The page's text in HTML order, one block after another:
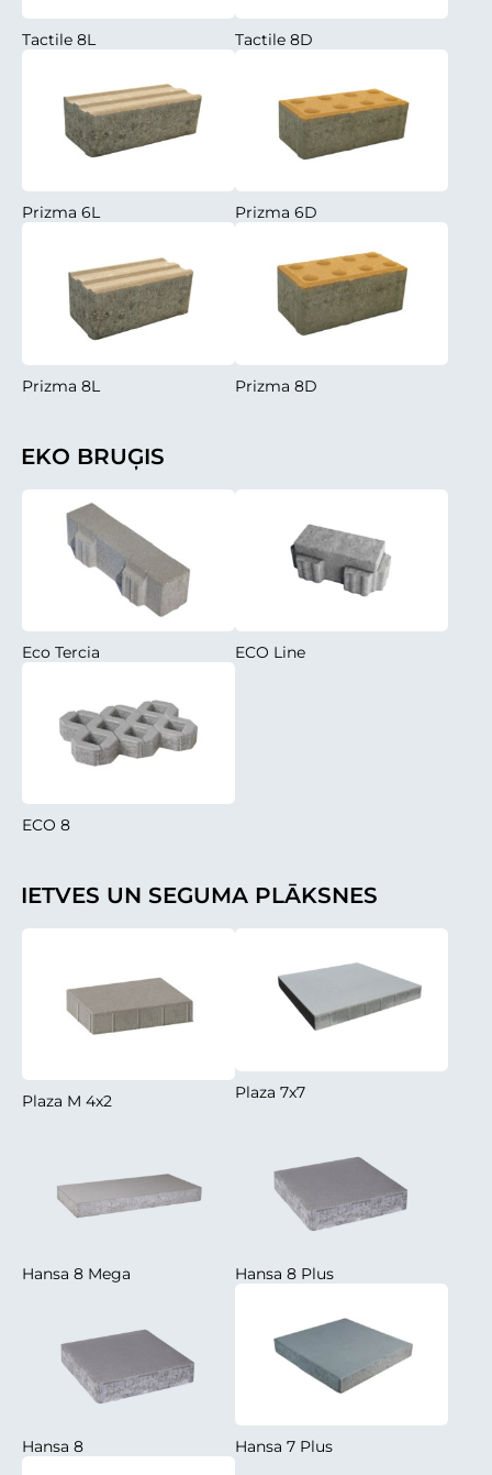
Tactile 8L Tactile 8D
Prizma 6L Prizma 6D
Prizma 8L Prizma 8D
EKO BRUĢIS
Eco Tercia ECO Line
ECO 8
IETVES UN SEGUMA PLĀKSNES
Plaza M 4x2 Plaza 7x7
Hansa 8 Mega Hansa 8 Plus
Hansa 8 Hansa 7 Plus